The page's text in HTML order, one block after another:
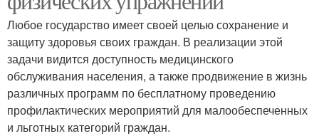
Любое государство имеет своей целью сохранение и
защиту здоровья своих граждан. В реализации этой
задачи видится доступность медицинского
обслуживания населения, а также продвижение в жизнь
различных программ по бесплатному проведению
профилактических мероприятий для малообеспеченных
и льготных категорий граждан.